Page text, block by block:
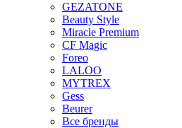
GEZATONE
Beauty Style
Miracle Premium
CF Magic
Foreo
LALOO
MYTREX
Gess
Beurer
Все бренды